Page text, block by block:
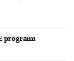
programı